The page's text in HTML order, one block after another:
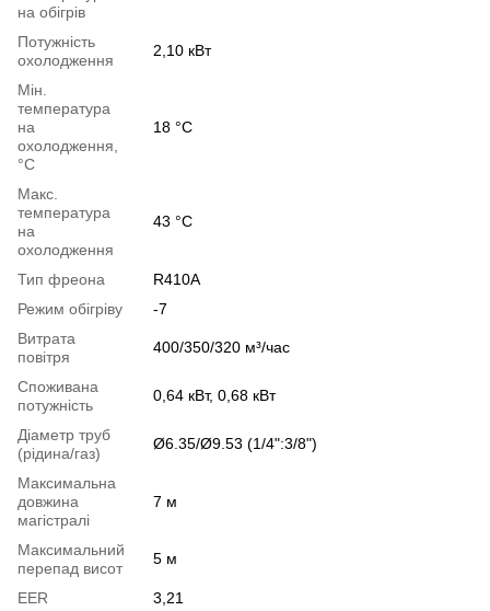
на обігрів
Потужність
охолодження
2,10 кВт
Мін.
температура
на
охолодження,
°C
18 °C
Макс.
температура
на
охолодження
43 °C
Тип фреона
R410A
Режим обігріву
-7
Витрата
повітря
400/350/320 м³/час
Споживана
потужність
0,64 кВт, 0,68 кВт
Діаметр труб
(рідина/газ)
Ø6.35/Ø9.53 (1/4":3/8")
Максимальна
довжина
магістралі
7 м
Максимальний
перепад висот
5 м
EER 3,21